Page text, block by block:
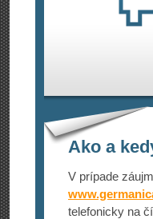
Ako a
V prípade
telefonicky na